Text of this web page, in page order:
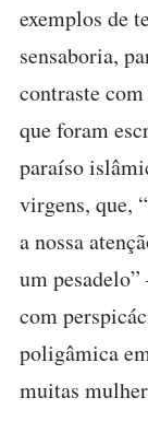
exemplos de
sensaboria,
contraste
que foram
paraíso
virgens, que,
a nossa
um
com
poligâmica
muitas